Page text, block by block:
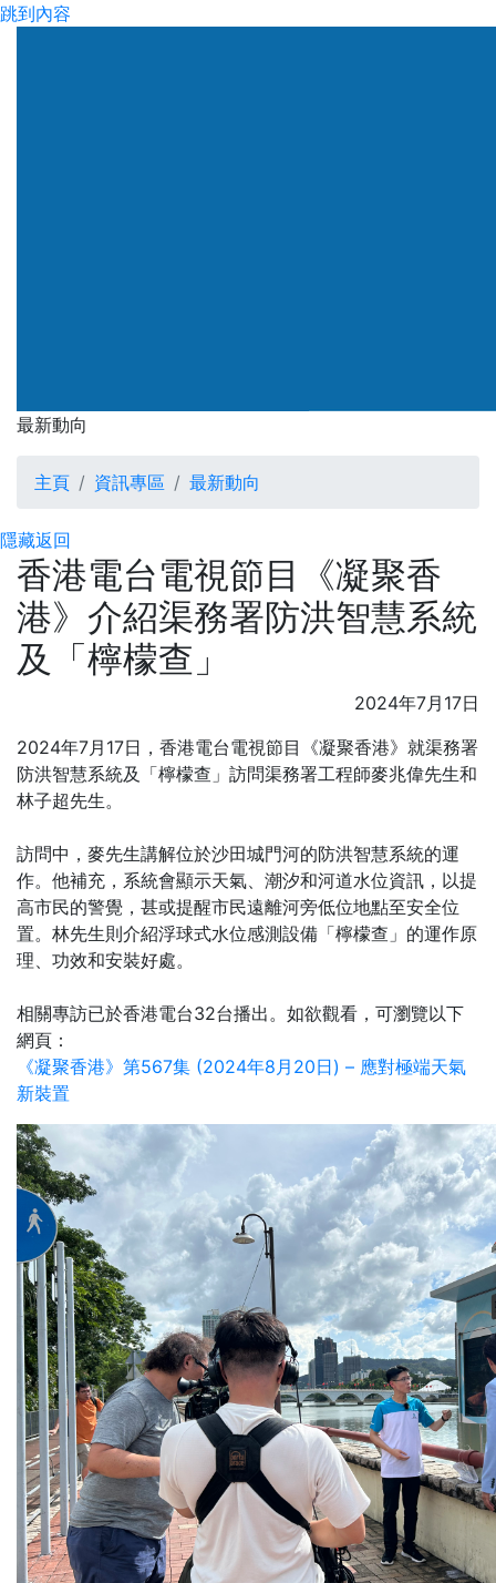
跳到內容
最新動向
最新動向
主頁 資訊專區 最新動向
隱藏返回
香港電台電視節目《凝聚香
港》介紹渠務署防洪智慧系統
及「檸檬查」
2024年7月17日
2024年7月17日，香港電台電視節目《凝聚香港》就渠務署
防洪智慧系統及「檸檬查」訪問渠務署工程師麥兆偉先生和
林子超先生。
訪問中，麥先生講解位於沙田城門河的防洪智慧系統的運
作。他補充，系統會顯示天氣、潮汐和河道水位資訊，以提
高市民的警覺，甚或提醒市民遠離河旁低位地點至安全位
置。林先生則介紹浮球式水位感測設備「檸檬查」的運作原
理、功效和安裝好處。
相關專訪已於香港電台32台播出。如欲觀看，可瀏覽以下
網頁：
《凝聚香港》第567集 (2024年8月20日) – 應對極端天氣
新裝置